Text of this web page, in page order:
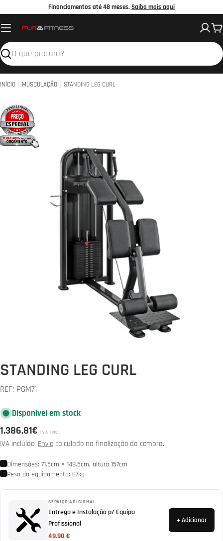
o
conteúdo
Financiamentos até 48 meses.Saiba mais aqui
Pesquisar
INÍCIO MUSCULAÇÃO STANDING LEG CURL
media 0 em modal
STANDING LEG CURL
REF: PGM71
Disponível em stock
Preço
normal
1.386,81€ IVA INC.
IVA incluído. Envio calculado na finalização da compra.
Dimensões: 71.5cm × 148.5cm, altura 157cm
Peso do equipamento: 67kg
SERVIÇO ADICIONAL
Entrega e Instalação p/ Equipa
Profissional
49.90 €
+ Adicionar